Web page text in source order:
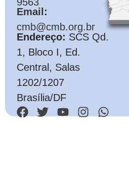
Email:
cmb@cmb.org.br
Endereço: SCS Qd.
1, Bloco I, Ed.
Central, Salas
1202/1207
Brasília/DF